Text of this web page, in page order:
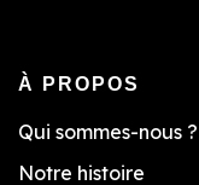
À PROPOS
Qui sommes-nous ?
Notre histoire